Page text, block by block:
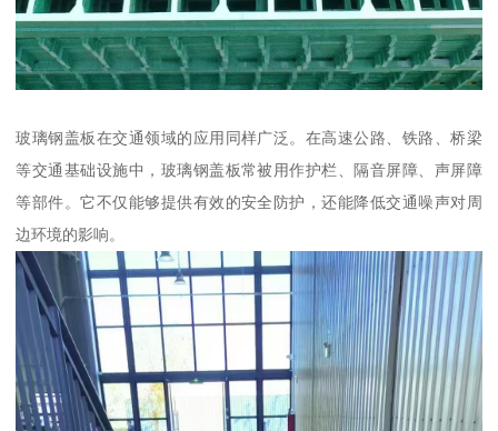
玻璃钢盖板在交通领域的应用同样广泛。在高速公路、铁路、桥梁
等交通基础设施中，玻璃钢盖板常被用作护栏、隔音屏障、声屏障
等部件。它不仅能够提供有效的安全防护，还能降低交通噪声对周
边环境的影响。